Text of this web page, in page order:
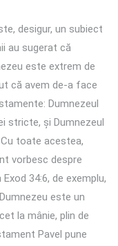
desigur, un subiect
au sugerat că
este extrem de
că avem de-a face
Dumnezeul
stricte, și Dumnezeul
toate acestea,
vorbesc despre
34:6, de exemplu,
este un
la mânie, plin de
Pavel pune